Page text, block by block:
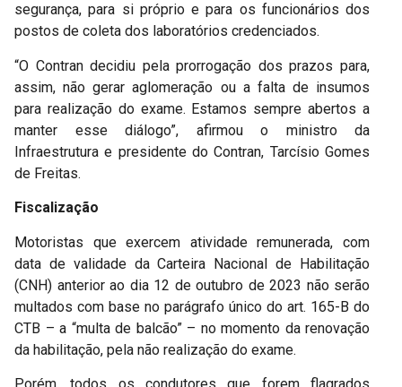
segurança, para si próprio e para os funcionários dos
postos de coleta dos laboratórios credenciados.
“O Contran decidiu pela prorrogação dos prazos para,
assim, não gerar aglomeração ou a falta de insumos
para realização do exame. Estamos sempre abertos a
manter esse diálogo”, afirmou o ministro da
Infraestrutura e presidente do Contran, Tarcísio Gomes
de Freitas.
Fiscalização
Motoristas que exercem atividade remunerada, com
data de validade da Carteira Nacional de Habilitação
(CNH) anterior ao dia 12 de outubro de 2023 não serão
multados com base no parágrafo único do art. 165-B do
CTB – a “multa de balcão” – no momento da renovação
da habilitação, pela não realização do exame.